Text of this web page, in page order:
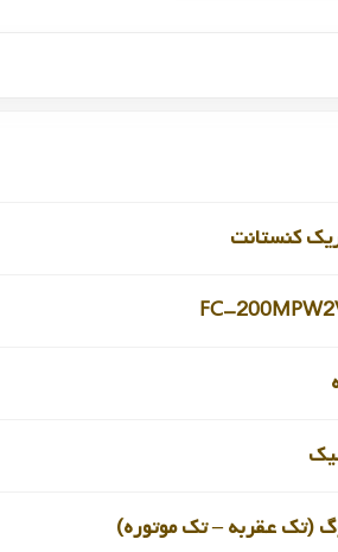
کنستانت
FC-
(تک عقربه – تک موتوره)